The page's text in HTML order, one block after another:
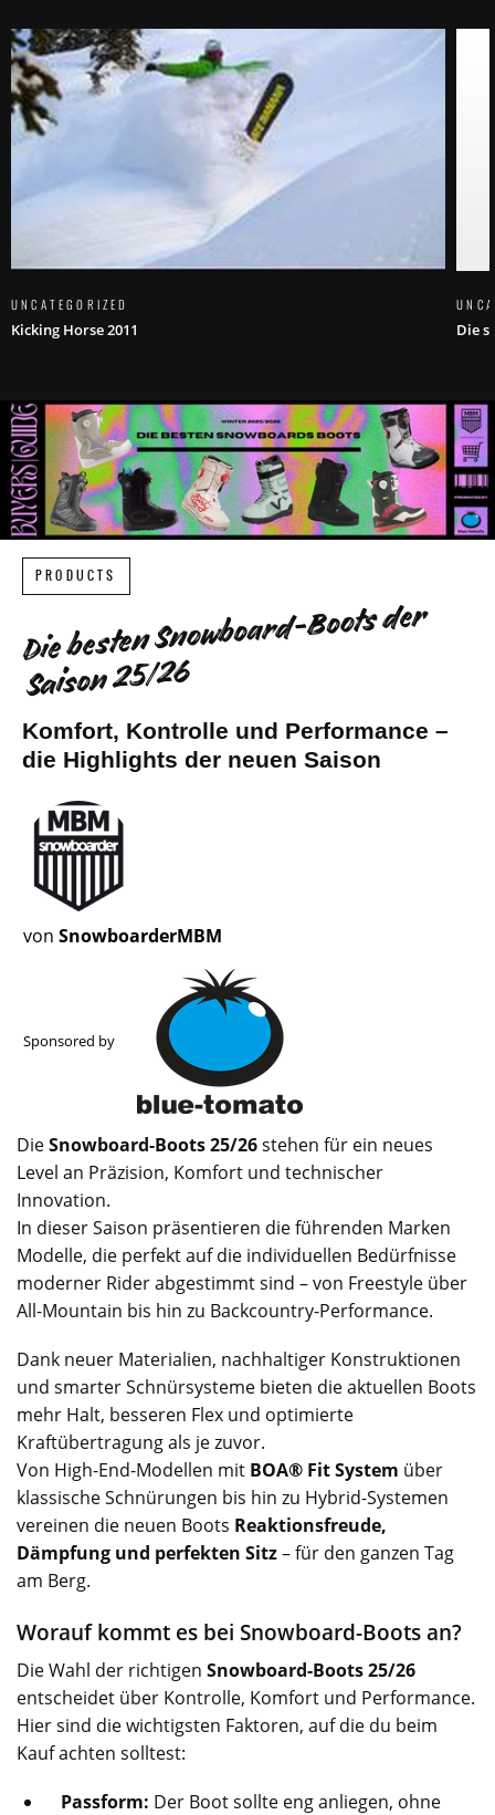
UNCATEGORIZED
Kicking Horse 2011 Die
PRODUCTS
Die besten Snowboard-Boots der
Saison 25/26
Komfort, Kontrolle und Performance –
die Highlights der neuen Saison
von SnowboarderMBM
Sponsored by
DieSnowboard-Boots 25/26stehen für ein neues
Level an Präzision, Komfort und technischer
Innovation.
In dieser Saison präsentieren die führenden Marken
Modelle, die perfekt auf die individuellen Bedürfnisse
moderner Rider abgestimmt sind – von Freestyle über
All-Mountain bis hin zu Backcountry-Performance.
Dank neuer Materialien, nachhaltiger Konstruktionen
und smarter Schnürsysteme bieten die aktuellen Boots
mehr Halt, besseren Flex und optimierte
Kraftübertragung als je zuvor.
Von High-End-Modellen mit BOA® Fit System über
klassische Schnürungen bis hin zu Hybrid-Systemen
vereinen die neuen Boots Reaktionsfreude,
Dämpfung und perfekten Sitz– für den ganzen Tag
am Berg.
Worauf kommt es bei Snowboard-Boots an?
Die Wahl der richtigen Snowboard-Boots 25/26
entscheidet über Kontrolle, Komfort und Performance.
Hier sind die wichtigsten Faktoren, auf die du beim
Kauf achten solltest:
Passform: Der Boot sollte eng anliegen, ohne